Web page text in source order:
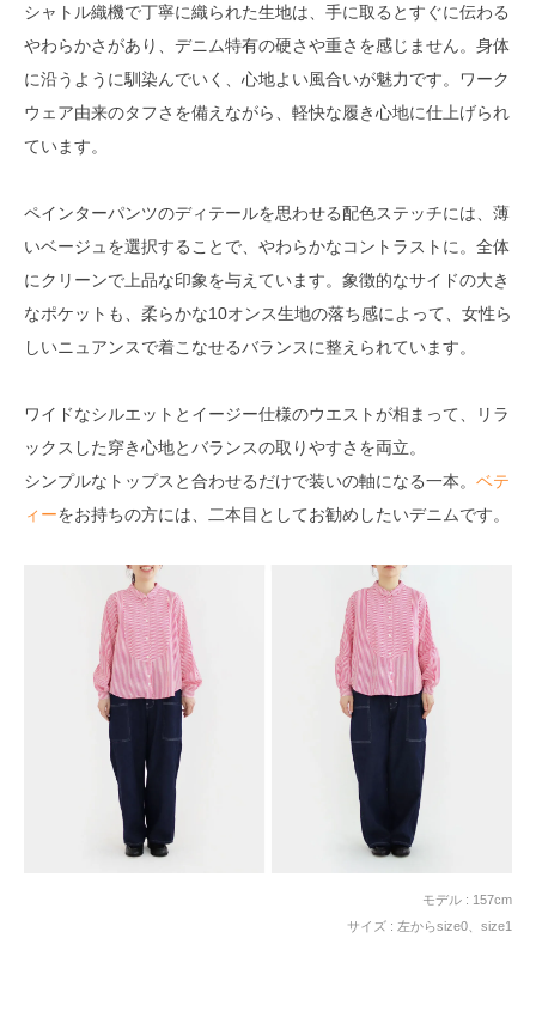
シャトル織機で丁寧に織られた生地は、手に取るとすぐに伝わる
やわらかさがあり、デニム特有の硬さや重さを感じません。身体
に沿うように馴染んでいく、心地よい風合いが魅力です。ワーク
ウェア由来のタフさを備えながら、軽快な履き心地に仕上げられ
ています。
ペインターパンツのディテールを思わせる配色ステッチには、薄
いベージュを選択することで、やわらかなコントラストに。全体
にクリーンで上品な印象を与えています。象徴的なサイドの大き
なポケットも、柔らかな10オンス生地の落ち感によって、女性ら
しいニュアンスで着こなせるバランスに整えられています。
ワイドなシルエットとイージー仕様のウエストが相まって、リラ
ックスした穿き心地とバランスの取りやすさを両立。
シンプルなトップスと合わせるだけで装いの軸になる一本。 ベテ
ィーをお持ちの方には、二本目としてお勧めしたいデニムです。
モデル : 157cm
サイズ : 左からsize0、size1